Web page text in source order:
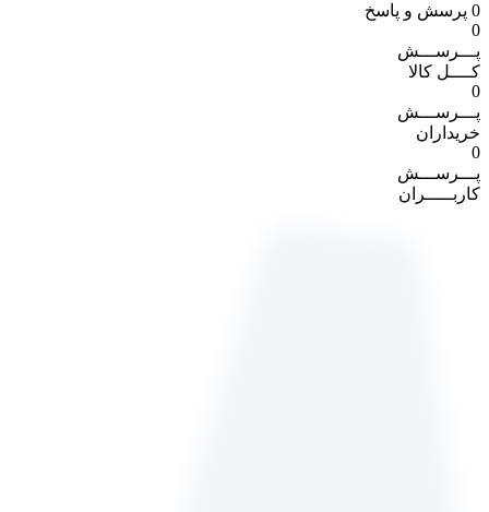
0 پرسش و پاسخ
0
پـــرســـش
کــــل کالا
0
پـــرســـش
خریداران
0
پـــرســـش
کاربـــــران